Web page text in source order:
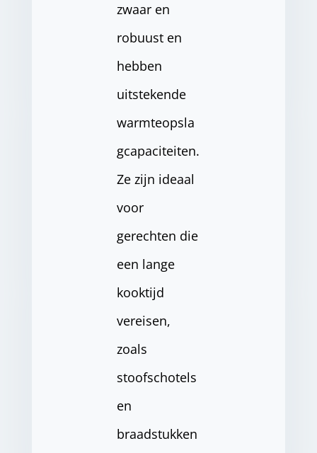
zwaar en
robuust en
hebben
uitstekende
warmteopsla
gcapaciteiten.
Ze zijn ideaal
voor
gerechten die
een lange
kooktijd
vereisen,
zoals
stoofschotels
en
braadstukken